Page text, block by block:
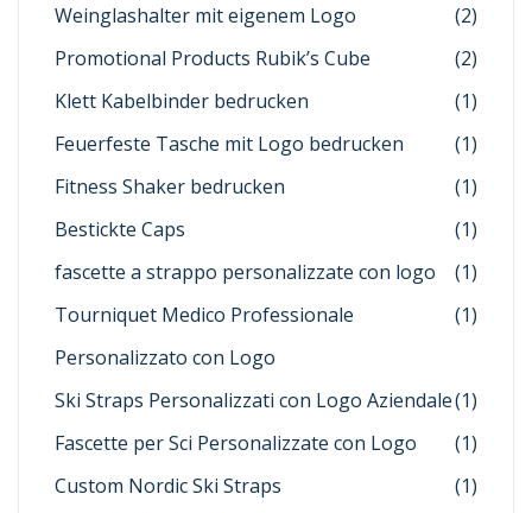
Weinglashalter mit eigenem Logo
(2)
Promotional Products Rubik’s Cube
(2)
Klett Kabelbinder bedrucken
(1)
Feuerfeste Tasche mit Logo bedrucken
(1)
Fitness Shaker bedrucken
(1)
Bestickte Caps
(1)
fascette a strappo personalizzate con logo
(1)
Tourniquet Medico Professionale
Personalizzato con Logo
(1)
Ski Straps Personalizzati con Logo Aziendale(1)
Fascette per Sci Personalizzate con Logo
(1)
Custom Nordic Ski Straps
(1)